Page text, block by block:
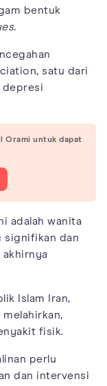
bentuk
satu dari
depresi
Orami untuk dapat
adalah wanita
signifikan dan
Islam Iran,
fisik.
perlu
dan intervensi